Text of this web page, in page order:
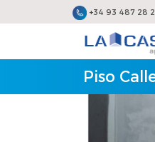
+34 93 487 28
Piso